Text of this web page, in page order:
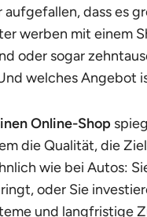
aufgefallen, dass es
werben mit einem
oder sogar
welches Angebot
Online-Shop
die Qualität, die
wie bei Autos:
oder Sie
und langfristige